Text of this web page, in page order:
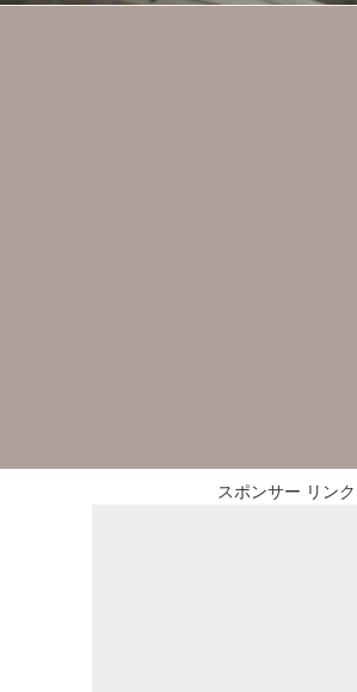
スポンサー リンク